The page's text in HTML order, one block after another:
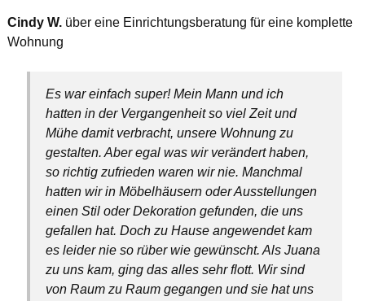
Cindy W. über eine Einrichtungsberatung für eine komplette
Wohnung
Es war einfach super! Mein Mann und ich
hatten in der Vergangenheit so viel Zeit und
Mühe damit verbracht, unsere Wohnung zu
gestalten. Aber egal was wir verändert haben,
so richtig zufrieden waren wir nie. Manchmal
hatten wir in Möbelhäusern oder Ausstellungen
einen Stil oder Dekoration gefunden, die uns
gefallen hat. Doch zu Hause angewendet kam
es leider nie so rüber wie gewünscht. Als Juana
zu uns kam, ging das alles sehr flott. Wir sind
von Raum zu Raum gegangen und sie hat uns